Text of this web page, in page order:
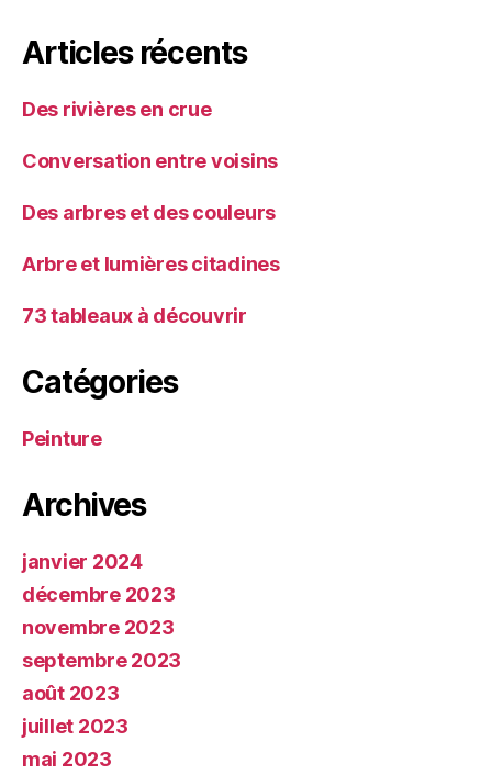
Articles récents
Des rivières en crue
Conversation entre voisins
Des arbres et des couleurs
Arbre et lumières citadines
73 tableaux à découvrir
Catégories
Peinture
Archives
janvier 2024
décembre 2023
novembre 2023
septembre 2023
août 2023
juillet 2023
mai 2023